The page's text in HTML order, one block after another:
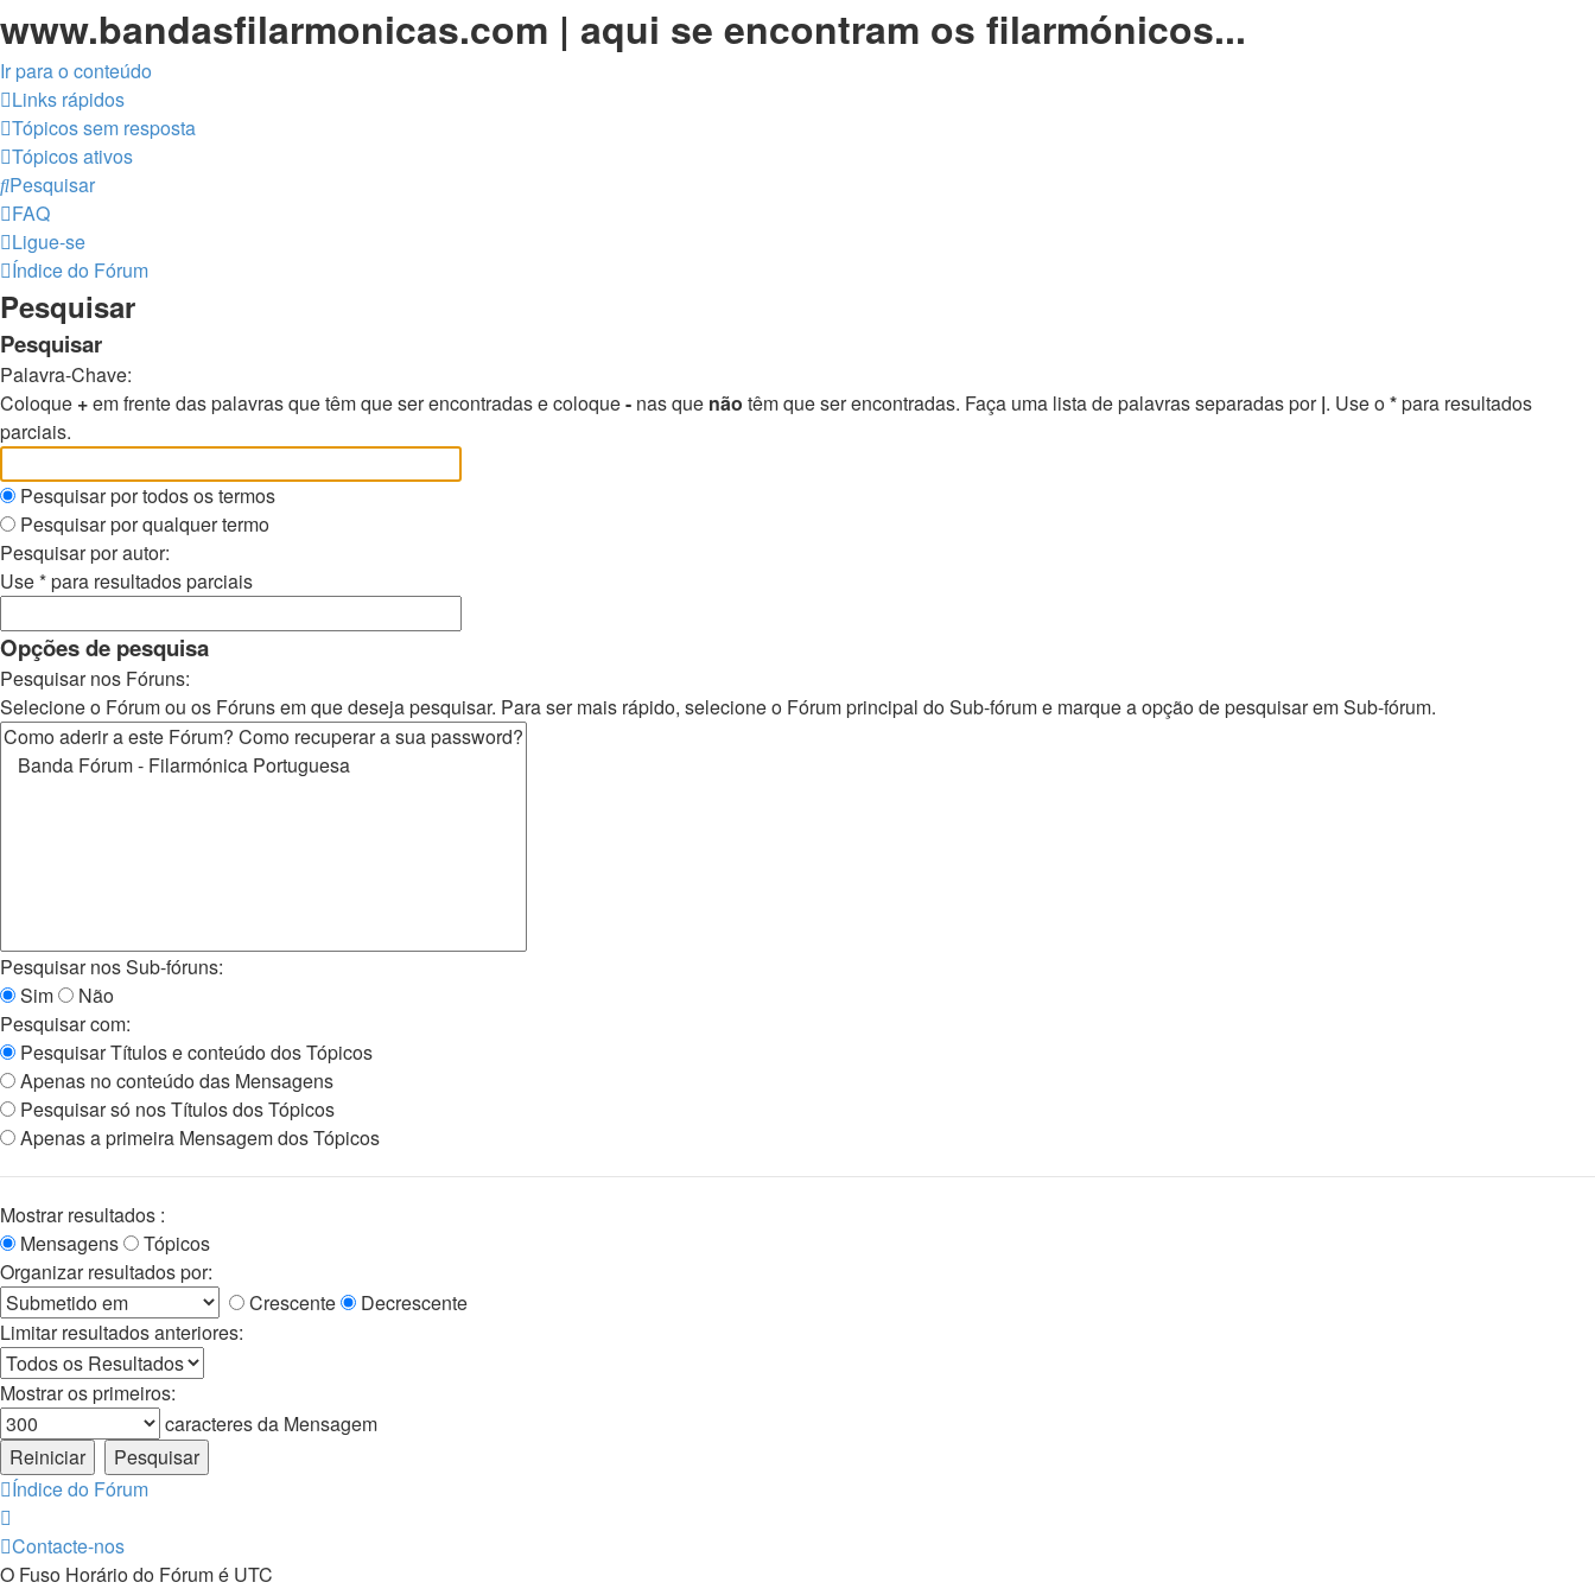
www.bandasfilarmonicas.com | aqui se encontram os filarmónicos...
Ir para o conteúdo
Links rápidos
Tópicos sem resposta
Tópicos ativos
Pesquisar
FAQ
Ligue-se
Índice do Fórum
Pesquisar
Pesquisar
Palavra-Chave:
Coloque +em frente das palavras que têm que ser encontradas e coloque- nas que não têm que ser encontradas. Faça uma lista de palavras separadas por|. Use o*para resultados
parciais.
Pesquisar por todos os termos
Pesquisar por qualquer termo
Pesquisar por autor:
Use * para resultados parciais
Opções de pesquisa
Pesquisar nos Fóruns:
Selecione o Fórum ou os Fóruns em que deseja pesquisar. Para ser mais rápido, selecione o Fórum principal do Sub-fórum e marque a opção de pesquisar em Sub-fórum.
Pesquisar nos Sub-fóruns:
Sim
Não
Pesquisar com:
Pesquisar Títulos e conteúdo dos Tópicos
Apenas no conteúdo das Mensagens
Pesquisar só nos Títulos dos Tópicos
Apenas a primeira Mensagem dos Tópicos
Mostrar resultados :
Mensagens
Tópicos
Organizar resultados por:
Crescente
Decrescente
Limitar resultados anteriores:
Mostrar os primeiros:
caracteres da Mensagem
Índice do Fórum
Contacte-nos
O Fuso Horário do Fórum é UTC